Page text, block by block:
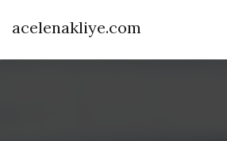
acelenakliye.com